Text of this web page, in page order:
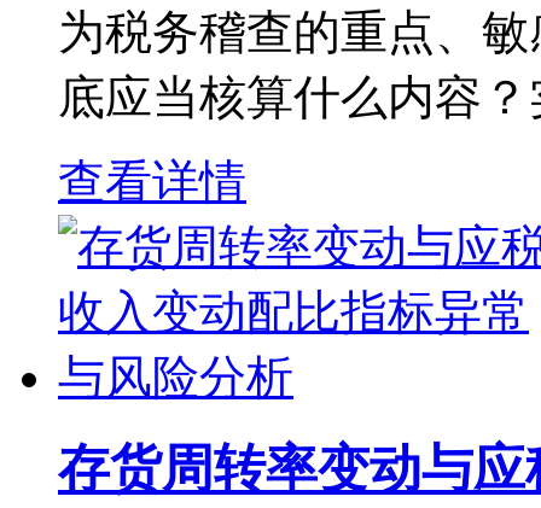
为税务稽查的重点、
底应当核算什么内容
查看详情
存货周转率变动与